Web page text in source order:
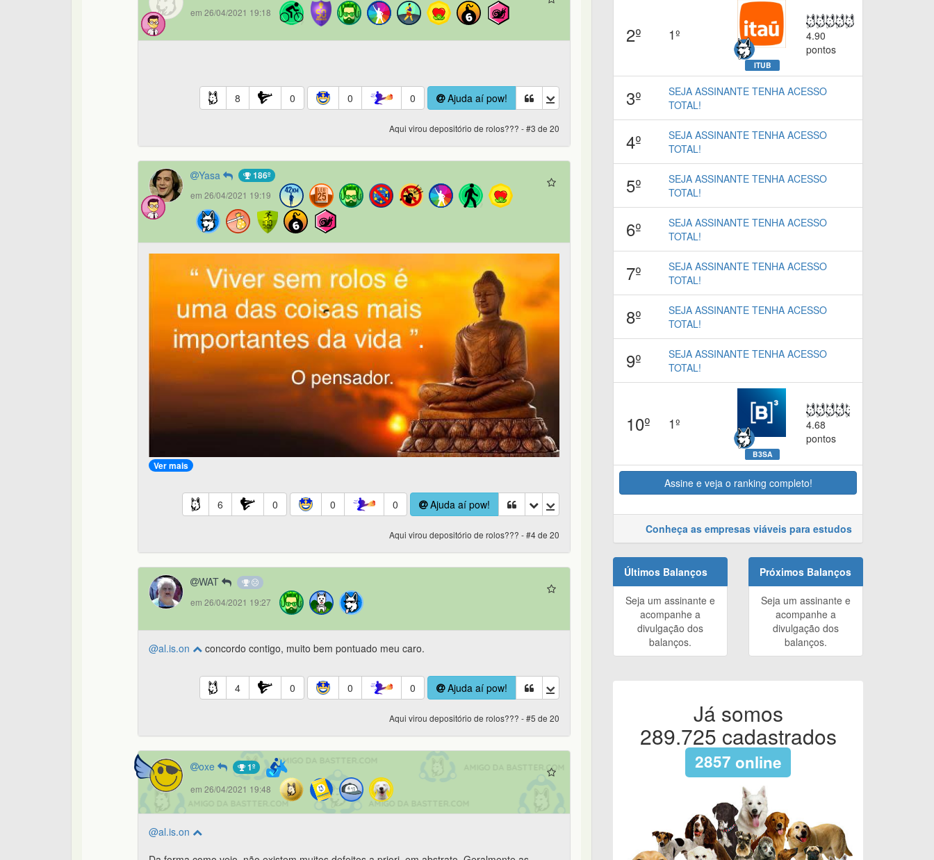
em 26/04/2021 19:18
8 0 0 0 Ajuda aí pow!
Aqui virou depositório de rolos??? - #3 de 20
Yasa 186º
em 26/04/2021 19:19
Ver mais
6 0 0 0 Ajuda aí pow!
Aqui virou depositório de rolos??? - #4 de 20
WAT
em 26/04/2021 19:27
@al.is.on concordo contigo, muito bem pontuado meu caro.
4 0 0 0 Ajuda aí pow!
Aqui virou depositório de rolos??? - #5 de 20
oxe 1º
em 26/04/2021 19:48
@al.is.on
2º 1º
ITUB
4.90
pontos
3º
SEJA ASSINANTE TENHA ACESSO
TOTAL!
4º
SEJA ASSINANTE TENHA ACESSO
TOTAL!
5º
SEJA ASSINANTE TENHA ACESSO
TOTAL!
6º
SEJA ASSINANTE TENHA ACESSO
TOTAL!
7º
SEJA ASSINANTE TENHA ACESSO
TOTAL!
8º
SEJA ASSINANTE TENHA ACESSO
TOTAL!
9º
SEJA ASSINANTE TENHA ACESSO
TOTAL!
10º 1º
B3SA
4.68
pontos
Assine e veja o ranking completo!
Conheça as empresas viáveis para estudos
Últimos Balanços
Seja um assinante e
acompanhe a
divulgação dos
balanços.
Próximos Balanços
Seja um assinante e
acompanhe a
divulgação dos
balanços.
Já somos
289.725 cadastrados
2857 online